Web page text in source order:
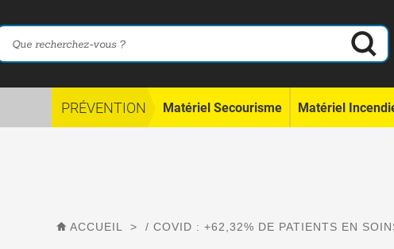
PRÉVENTION Matériel Secourisme Matériel
ACCUEIL > / COVID : +62,32% DE PATIENTS EN